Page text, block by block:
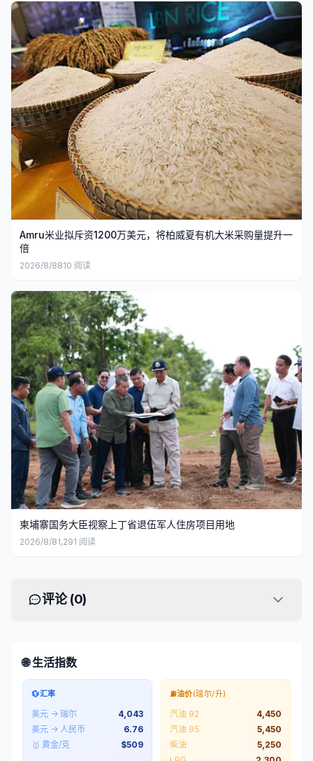
Amru米业拟斥资1200万美元，将柏威夏有机大米采购量提升一
倍
2026/8/8810 阅读
柬埔寨国务大臣视察上丁省退伍军人住房项目用地
2026/8/81,291 阅读
评论 (0)
🌐 生活指数
💱汇率
美元 → 瑞尔
4,043
美元 → 人民币
6.76
🥇 黄金/克
$509
⛽油价(瑞尔/升)
汽油 92
4,450
汽油 95
5,450
柴油
5,250